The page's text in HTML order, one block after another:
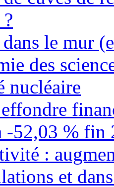
le mur
des
nucléaire
-52,03 % fin
:
et